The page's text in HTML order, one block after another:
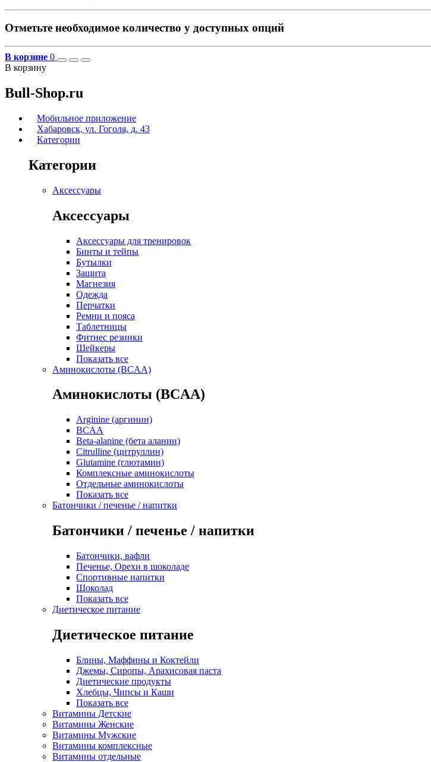
Отметьте необходимое количество у доступных опций
В корзине 0
В корзину
Bull-Shop.ru
Мобильное приложение
Хабаровск, ул. Гоголя, д. 43
Категории
Категории
Аксессуары
Аксессуары
Аксессуары для тренировок
Бинты и тейпы
Бутылки
Защита
Магнезия
Одежда
Перчатки
Ремни и пояса
Таблетницы
Фитнес резинки
Шейкеры
Показать все
Аминокислоты (BCAA)
Аминокислоты (BCAA)
Arginine (аргинин)
BCAA
Beta-alanine (бета аланин)
Citrulline (цитруллин)
Glutamine (глютамин)
Комплексные аминокислоты
Отдельные аминокислоты
Показать все
Батончики / печенье / напитки
Батончики / печенье / напитки
Батончики, вафли
Печенье, Орехи в шоколаде
Спортивные напитки
Шоколад
Показать все
Диетическое питание
Диетическое питание
Блины, Маффины и Коктейли
Джемы, Сиропы, Арахисовая паста
Диетические продукты
Хлебцы, Чипсы и Каши
Показать все
Витамины Детские
Витамины Женские
Витамины Мужские
Витамины комплексные
Витамины отдельные